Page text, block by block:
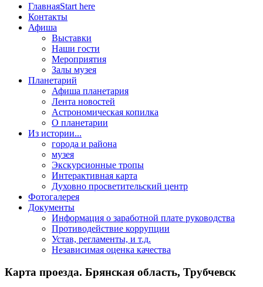
ГлавнаяStart here
Контакты
Афиша
Выставки
Наши гости
Мероприятия
Залы музея
Планетарий
Афиша планетария
Лента новостей
Астрономическая копилка
О планетарии
Из истории...
города и района
музея
Экскурсионные тропы
Интерактивная карта
Духовно просветительский центр
Фотогалерея
Документы
Информация о заработной плате руководства
Противодействие коррупции
Устав, регламенты, и т.д.
Независимая оценка качества
Карта проезда. Брянская область, Трубчевск